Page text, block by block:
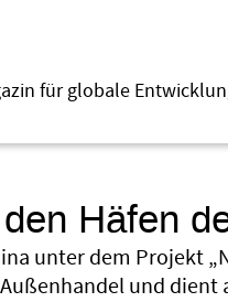
für globale
Häfen
unter dem Projekt
und dient